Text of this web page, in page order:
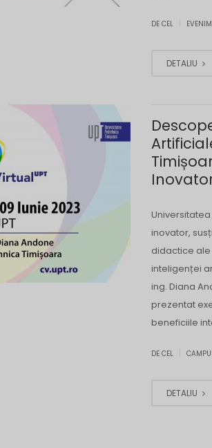
DE CEL
DETALIU
inovator,
didactice
inteligenței
ing. Diana
prezentat
beneficiile
DE CEL
DETALIU